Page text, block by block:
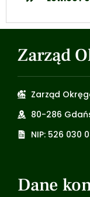
Zarząd
Zarząd
80-286
NIP: 526 030
Dane